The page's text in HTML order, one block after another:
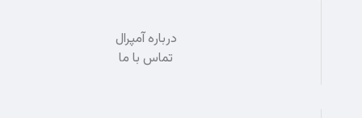
درباره آمپرال
تماس با ما